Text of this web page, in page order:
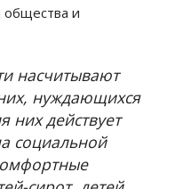
общества и
насчитывают
нуждающихся
них действует
социальной